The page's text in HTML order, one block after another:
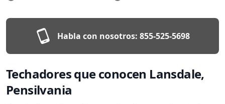
Habla con nosotros: 855-525-5698
Techadores que conocen Lansdale,
Pensilvania